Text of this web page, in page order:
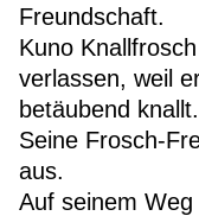
Freundschaft.
Kuno
verlassen, weil
betäubend knallt.
Seine Frosch-
aus.
Auf seinem